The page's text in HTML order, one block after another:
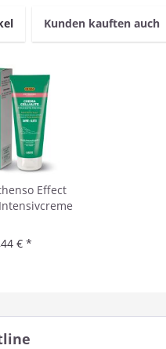
Kunden kauften auch
Effect
200ml
€ *